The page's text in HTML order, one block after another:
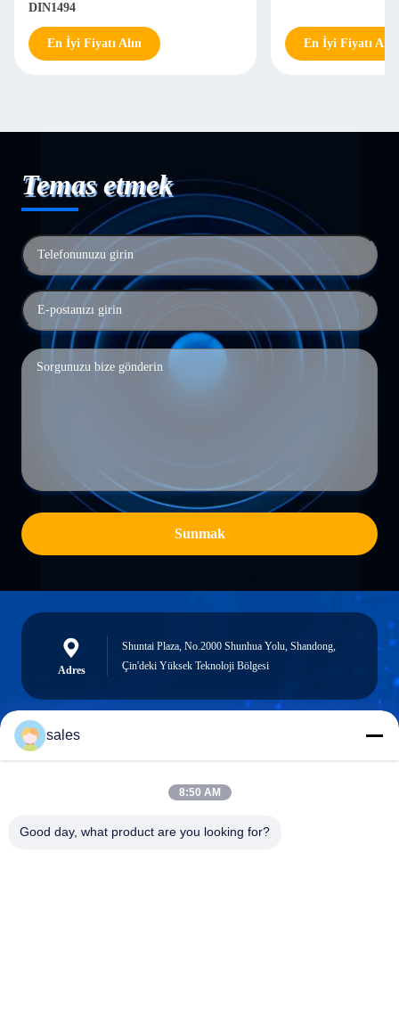
DIN1494
En İyi Fiyatı Alın En İyi Fiyatı Alın
Temas etmek
Sunmak
Adres
Shuntai Plaza, No.2000 Shunhua Yolu, Shandong,
Çin'deki Yüksek Teknoloji Bölgesi
sales@sennaigroup.com
sales
8:50 AM
Good day, what product are you looking for?